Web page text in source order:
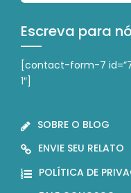
Escreva para
[contact-form-7
1″]
SOBRE O BLOG
ENVIE SEU RELATO
POLÍTICA DE